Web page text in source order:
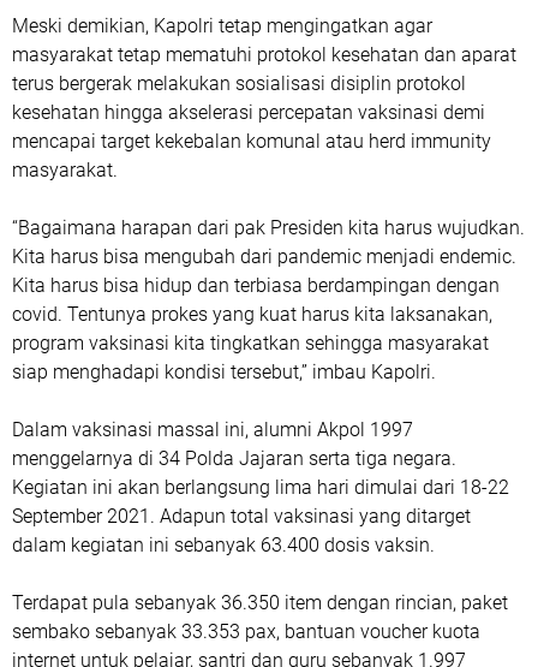
Meski demikian, Kapolri tetap mengingatkan agar
masyarakat tetap mematuhi protokol kesehatan dan aparat
terus bergerak melakukan sosialisasi disiplin protokol
kesehatan hingga akselerasi percepatan vaksinasi demi
mencapai target kekebalan komunal atau herd immunity
masyarakat.
“Bagaimana harapan dari pak Presiden kita harus wujudkan.
Kita harus bisa mengubah dari pandemic menjadi endemic.
Kita harus bisa hidup dan terbiasa berdampingan dengan
covid. Tentunya prokes yang kuat harus kita laksanakan,
program vaksinasi kita tingkatkan sehingga masyarakat
siap menghadapi kondisi tersebut,” imbau Kapolri.
Dalam vaksinasi massal ini, alumni Akpol 1997
menggelarnya di 34 Polda Jajaran serta tiga negara.
Kegiatan ini akan berlangsung lima hari dimulai dari 18-22
September 2021. Adapun total vaksinasi yang ditarget
dalam kegiatan ini sebanyak 63.400 dosis vaksin.
Terdapat pula sebanyak 36.350 item dengan rincian, paket
sembako sebanyak 33.353 pax, bantuan voucher kuota
internet untuk pelajar, santri dan guru sebanyak 1.997